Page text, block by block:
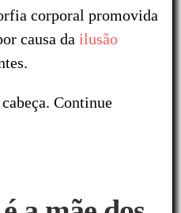
corporal promovida
causa da ilusão
Continue